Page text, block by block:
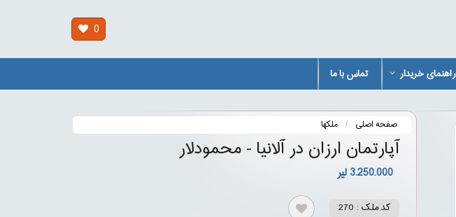
0
راهنمای خریدار تماس با ما
صفحه اصلی ملکها
آپارتمان ارزان در آلانیا - محمودلار
3.250.000 لیر
کد ملک : 270